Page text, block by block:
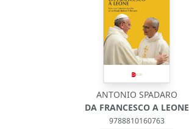
ANTONIO SPADARO
DA FRANCESCO A LEONE
9788810160763